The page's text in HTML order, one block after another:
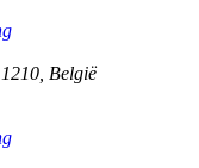
1210 België